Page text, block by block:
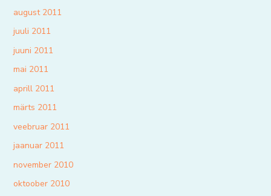
august 2011
juuli 2011
juuni 2011
mai 2011
aprill 2011
märts 2011
veebruar 2011
jaanuar 2011
november 2010
oktoober 2010